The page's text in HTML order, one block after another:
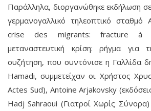
Παράλληλα, διοργανώθηκε εκδήλωση
γερμανογαλλικό τηλεοπτικό σταθμό
crise des migrants: fracture à
μεταναστευτική κρίση: ρήγμα για
συζήτηση, που συντόνισε η Γαλλίδα
Hamadi, συμμετείχαν οι Χρήστος
Actes Sud), Antoine Arjakovsky
Hadj Sahraoui (Γιατροί Χωρίς